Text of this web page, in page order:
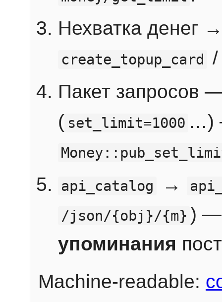
Нехватка денег
create_topup_card
Пакет запросов
( set_limit=1000 …)
api_catalog
→
/json/{obj}/{m} ) —
упоминания
Machine-readable: